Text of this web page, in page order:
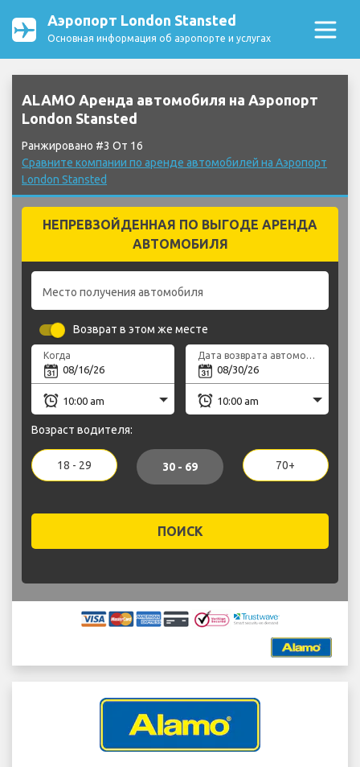
Аэропорт London Stansted
Основная информация об аэропорте и услугах
ALAMO Аренда автомобиля на Аэропорт
London Stansted
Ранжировано #3 От 16
Сравните компании по аренде автомобилей на Аэропорт
London Stansted
НЕПРЕВЗОЙДЕННАЯ ПО ВЫГОДЕ АРЕНДА
АВТОМОБИЛЯ
Место получения автомобиля
Возврат в этом же месте
Когда Дата возврата автомобиля
Возраст водителя:
18 - 29 30 - 69 70+
ПОИСК